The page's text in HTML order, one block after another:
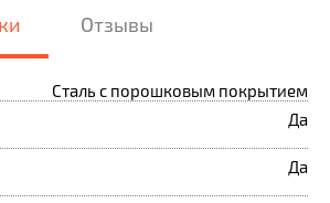
Отзывы
Сталь с порошковым покрытием
Да
Да